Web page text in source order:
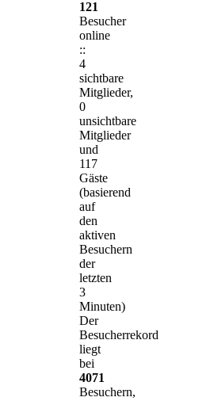
121
Besucher
online
::
4
sichtbare
Mitglieder,
0
unsichtbare
Mitglieder
und
117
Gäste
(basierend
auf
den
aktiven
Besuchern
der
letzten
3
Minuten)
Der
Besucherrekord
liegt
bei
4071
Besuchern,